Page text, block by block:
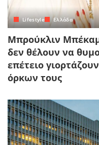
Lifestyle Ελλάδα
Μπρούκλιν Μπέκαμ
δεν θέλουν να
επέτειο
όρκων τους